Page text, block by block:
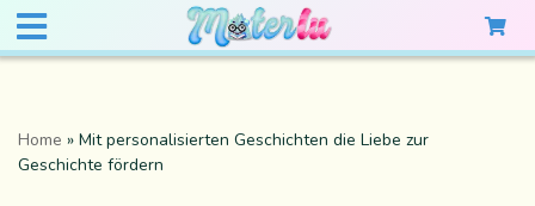
Home » Mit personalisierten Geschichten die Liebe zur
Geschichte fördern